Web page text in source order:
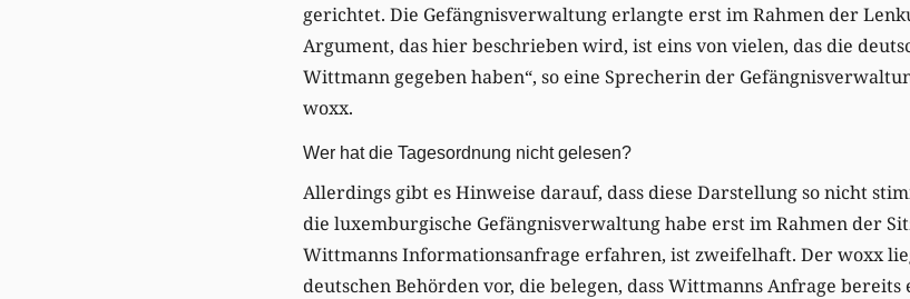
gerichtet. Die Gefängnisverwaltung erlangte erst im Rahmen der
Argument, das hier beschrieben wird, ist eins von vielen, das die
Wittmann gegeben haben“, so eine Sprecherin der
woxx.
Wer hat die Tagesordnung nicht gelesen?
Allerdings gibt es Hinweise darauf, dass diese Darstellung so nicht
die luxemburgische Gefängnisverwaltung habe erst im Rahmen der
Wittmanns Informationsanfrage erfahren, ist zweifelhaft. Der woxx
deutschen Behörden vor, die belegen, dass Wittmanns Anfrage